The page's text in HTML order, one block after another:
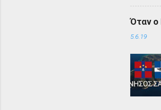
Όταν ο
5.6.19